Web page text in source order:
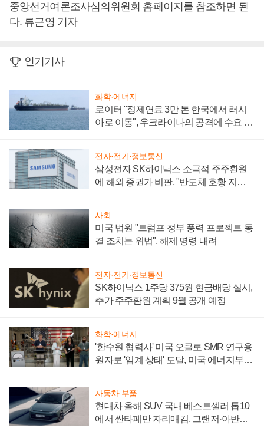
중앙선거여론조사심의위원회 홈페이지를 참조하면 된
다. 류근영 기자
인기기사
화학·에너지
로이터 "정제연료 3만 톤 한국에서 러시
아로 이동", 우크라이나의 공격에 수요 늘
전자·전기·정보통신
삼성전자 SK하이닉스 소극적 주주환원
에 해외 증권가 비판, "반도체 호황 지속
사회
미국 법원 "트럼프 정부 풍력 프로젝트 동
결 조치는 위법", 해제 명령 내려
전자·전기·정보통신
SK하이닉스 1주당 375원 현금배당 실시,
추가 주주환원 계획 9월 공개 예정
화학·에너지
'한수원 협력사' 미국 오클로 SMR 연구용
원자로 '임계 상태' 도달, 미국 에너지부
자동차·부품
현대차 올해 SUV 국내 베스트셀러 톱10
에서 싼타페만 자리매김, 그랜저·아반떼